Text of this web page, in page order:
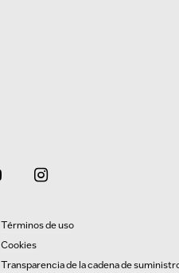
Términos de uso
Cookies
Transparencia de la cadena de